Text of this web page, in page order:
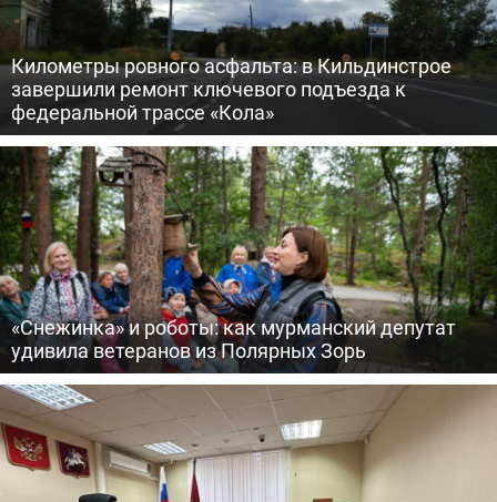
Километры ровного асфальта: в Кильдинстрое
завершили ремонт ключевого подъезда к
федеральной трассе «Кола»
«Снежинка» и роботы: как мурманский депутат
удивила ветеранов из Полярных Зорь